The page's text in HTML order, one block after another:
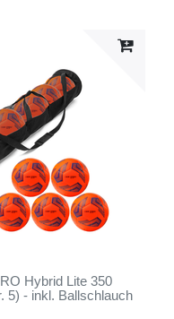
Hybrid Lite 350
5) - inkl. Ballschlauch